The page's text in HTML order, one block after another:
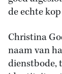
de echte
Christina
naam van
dienstbode,